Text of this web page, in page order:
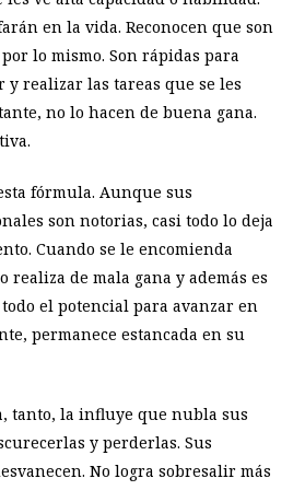
en la vida. Reconocen que son
lo mismo. Son rápidas para
y realizar las tareas que se les
no lo hacen de buena gana.
fórmula. Aunque sus
son notorias, casi todo lo deja
Cuando se le encomienda
realiza de mala gana y además es
el potencial para avanzar en
permanece estancada en su
tanto, la influye que nubla sus
y perderlas. Sus
No logra sobresalir más